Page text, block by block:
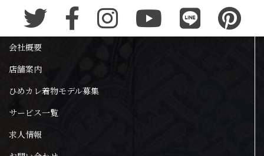
会社概要
店舗案内
ひめカレ着物モデル募集
サービス一覧
求人情報